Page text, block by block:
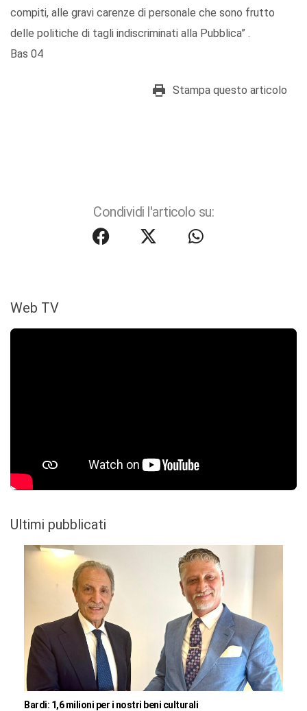
compiti, alle gravi carenze di personale che sono frutto
delle politiche di tagli indiscriminati alla Pubblica” .
Bas 04
Stampa questo articolo
Condividi l'articolo su:
Web TV
Ultimi pubblicati
Bardi: 1,6 milioni per i nostri beni culturali